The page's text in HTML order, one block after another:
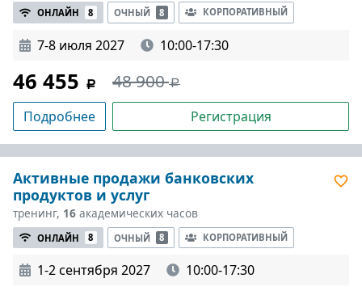
ОНЛАЙН 8 ОЧНЫЙ 8 КОРПОРАТИВНЫЙ
7-8 июля 2027 10:00-17:30
46 455 48 900
Подробнее Регистрация
Активные продажи банковских
продуктов и услуг
тренинг, 16 академических часов
ОНЛАЙН 8 ОЧНЫЙ 8 КОРПОРАТИВНЫЙ
1-2 сентября 2027 10:00-17:30